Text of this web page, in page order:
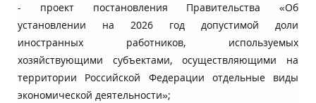
- проект постановления Правительства «Об
установлении на 2026 год допустимой доли
иностранных работников, используемых
хозяйствующими субъектами, осуществляющими на
территории Российской Федерации отдельные виды
экономической деятельности»;